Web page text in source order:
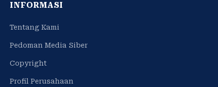
INFORMASI
Tentang Kami
Pedoman Media Siber
Copyright
Profil Perusahaan